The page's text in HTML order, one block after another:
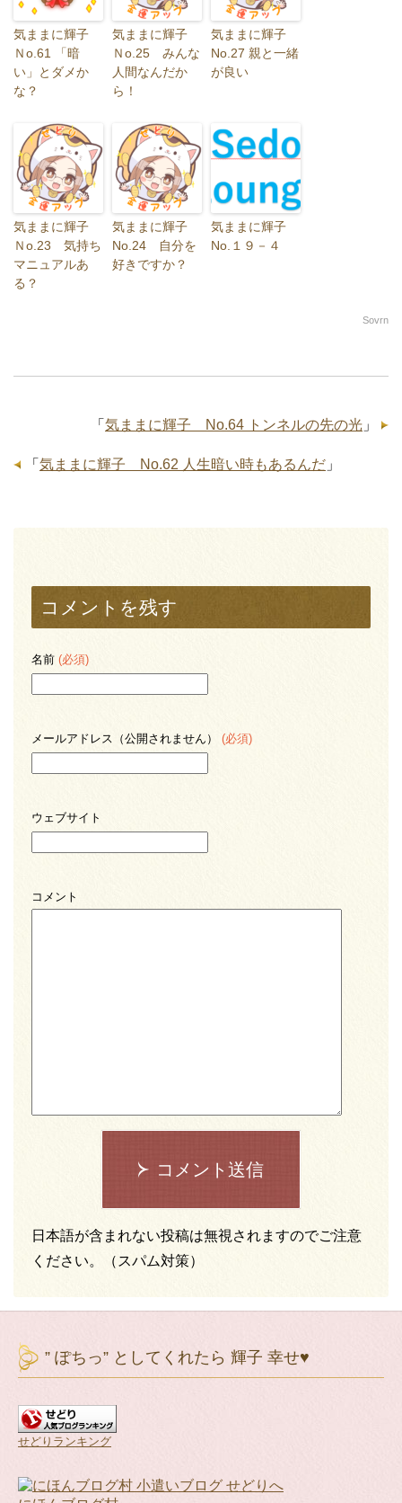
気ままに輝子
Ｎo.61 「暗
い」とダメか
な？
気ままに輝子
Ｎo.25 みんな
人間なんだか
ら！
気ままに輝子
No.27 親と一緒
が良い
気ままに輝子
Ｎo.23 気持ち
マニュアルあ
る？
気ままに輝子
No.24 自分を
好きですか？
気ままに輝子
No.１９－４
Sovrn
「 気ままに輝子 No.64 トンネルの先の光 」
「 気ままに輝子 No.62 人生暗い時もあるんだ 」
コメントを残す
名前 (必須)
メールアドレス（公開されません） (必須)
ウェブサイト
コメント
コメント送信
日本語が含まれない投稿は無視されますのでご注意
ください。（スパム対策）
” ぽちっ” としてくれたら 輝子 幸せ♥
せどりランキング